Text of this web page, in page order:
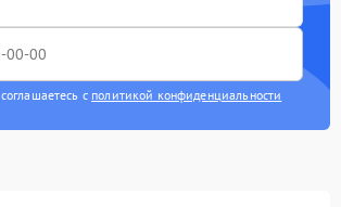
с политикой конфиденциальности